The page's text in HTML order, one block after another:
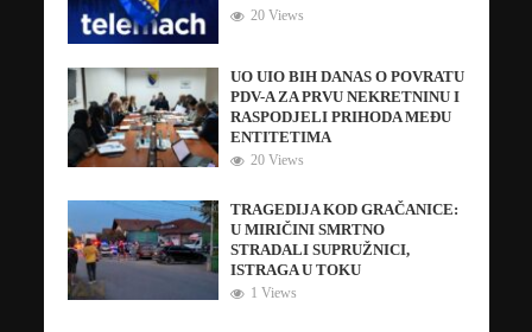
20 Views
UO UIO BIH DANAS O POVRATU
PDV-A ZA PRVU NEKRETNINU I
RASPODJELI PRIHODA MEĐU
ENTITETIMA
20 Views
TRAGEDIJA KOD GRAČANICE:
U MIRIČINI SMRTNO
STRADALI SUPRUŽNICI,
ISTRAGA U TOKU
1 Views